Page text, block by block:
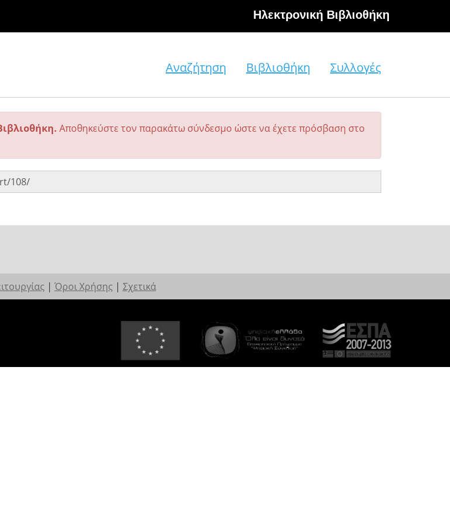
Hλεκτρονική Βιβλιοθήκη
Αναζήτηση Βιβλιοθήκη Συλλογές
Αποθηκεύστε τον παρακάτω σύνδεσμο ώστε να έχετε πρόσβαση στο
| Όροι Χρήσης | Σχετικά